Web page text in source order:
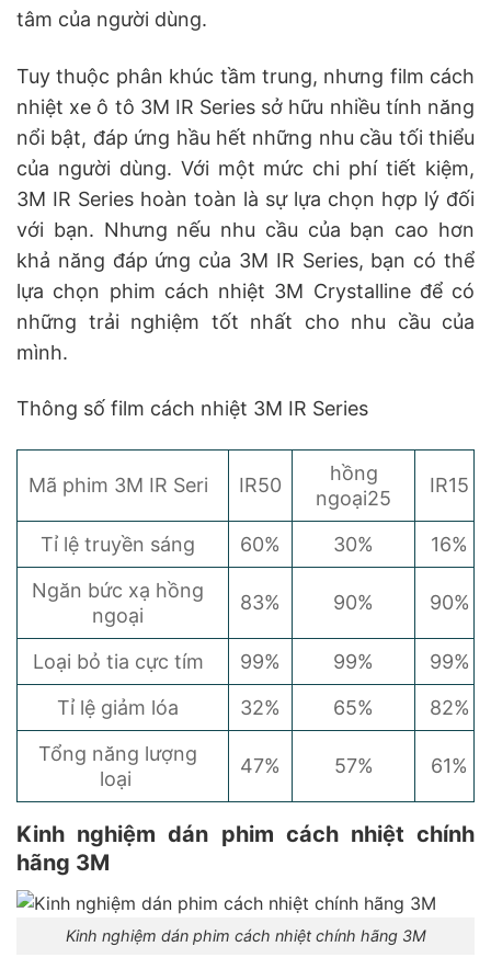
tâm của người dùng.
Tuy thuộc phân khúc tầm trung, nhưng film cách
nhiệt xe ô tô 3M IR Series sở hữu nhiều tính năng
nổi bật, đáp ứng hầu hết những nhu cầu tối thiểu
của người dùng. Với một mức chi phí tiết kiệm,
3M IR Series hoàn toàn là sự lựa chọn hợp lý đối
với bạn. Nhưng nếu nhu cầu của bạn cao hơn
khả năng đáp ứng của 3M IR Series, bạn có thể
lựa chọn phim cách nhiệt 3M Crystalline để có
những trải nghiệm tốt nhất cho nhu cầu của
mình.
Thông số film cách nhiệt 3M IR Series
Mã phim 3M IR Seri IR50
hồng
ngoại25
IR15
Tỉ lệ truyền sáng 60% 30%
16%
Ngăn bức xạ hồng
ngoại
83% 90% 90%
Loại bỏ tia cực tím 99% 99%
99%
Tỉ lệ giảm lóa
32% 65%
82%
Tổng năng lượng
loại
47% 57% 61%
Kinh nghiệm dán phim cách nhiệt chính
hãng 3M
Kinh nghiệm dán phim cách nhiệt chính hãng 3M